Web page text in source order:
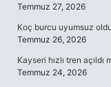
Temmuz 27, 2026
Koç burcu uyumsuz
Temmuz 26, 2026
Kayseri hızlı tren açıldı
Temmuz 24, 2026